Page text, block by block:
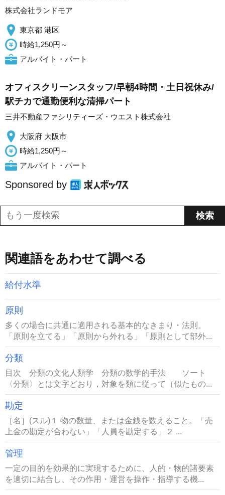
株式会社ランドモア
東京都 港区
時給1,250円～
アルバイト・パート
オフィスクリーンスタッフ/早朝4時間・土日祝休み/
駅チカで通勤便利な清掃パート
三井不動産ファシリティーズ・ウエスト株式会社
大阪府 大阪市
時給1,250円～
アルバイト・パート
Sponsored by
関連語をあわせて調べる
給付水準
原則
多くの場合に共通に適用される基本的なきまり・法則。
「原則を立てる」「原則から外れる」「原則として部外...
分類
目次 分類の文化人類学 分類の数学的手法 ソート
〈分類〉とは文字どおり，対象を類に従って（似たもの...
勘定
［名］(スル)１ 物の数量、または金銭を数えること。「売
上金の勘定が合わない」「人員を勘定する」２ ...
管理
一定の目的を効果的に実現するために、人的・物的諸要素
を適切に結合し、その作用・運営を操作・指導する機...